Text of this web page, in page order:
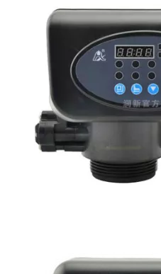
Lọc tổng biệt thự
Lọc nước giếng
Lọc tổng sinh hoạt
Đèn UV diệt khuẩn
Máy lọc nước gia
Máy lọc nước ion
Máy lọc nước ion
Máy lọc nước công
Xử lý nước công
Vật liệu lọc nước
Linh kiện
Heat pump
Máy Ozone